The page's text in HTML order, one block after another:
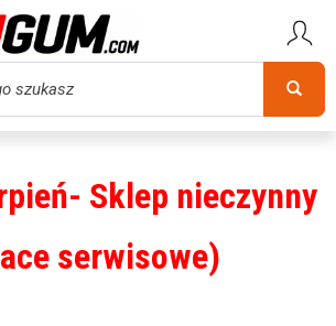
Sklep nieczynny
serwisowe)